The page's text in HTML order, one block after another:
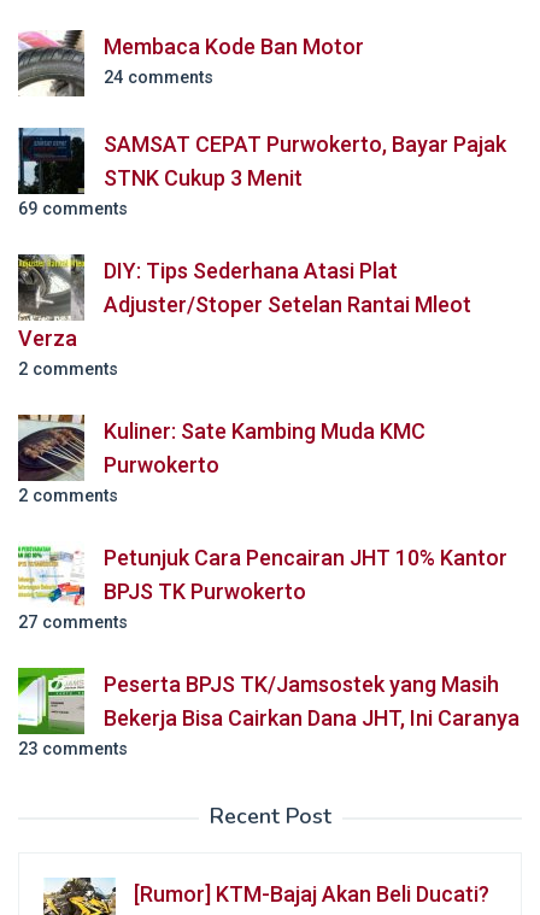
Membaca Kode Ban Motor
24 comments
SAMSAT CEPAT Purwokerto, Bayar Pajak
STNK Cukup 3 Menit
69 comments
DIY: Tips Sederhana Atasi Plat
Adjuster/Stoper Setelan Rantai Mleot
Verza
2 comments
Kuliner: Sate Kambing Muda KMC
Purwokerto
2 comments
Petunjuk Cara Pencairan JHT 10% Kantor
BPJS TK Purwokerto
27 comments
Peserta BPJS TK/Jamsostek yang Masih
Bekerja Bisa Cairkan Dana JHT, Ini Caranya
23 comments
Recent Post
[Rumor] KTM-Bajaj Akan Beli Ducati?